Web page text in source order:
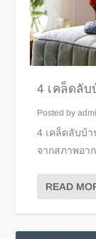
4 เคล็ดลั
Posted by
4 เคล็ดลับบ้
จากสภาพอา
READ